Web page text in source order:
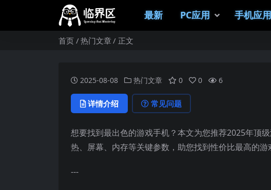
最新 PC应用 手机应用
首页 热门文章 正文
2025-08-08 热门文章 0 0 6
详情介绍 常见问题
想要找到最出色的游戏手机？本文为您推荐2025年顶
热、屏幕、内存等关键参数，助您找到性价比最高的游
---